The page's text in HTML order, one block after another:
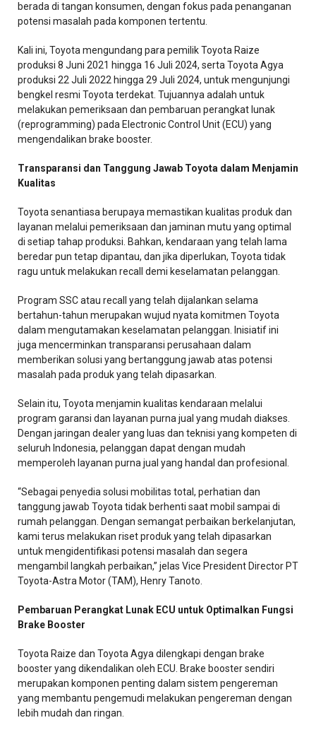
berada di tangan konsumen, dengan fokus pada penanganan
potensi masalah pada komponen tertentu.
Kali ini, Toyota mengundang para pemilik Toyota Raize
produksi 8 Juni 2021 hingga 16 Juli 2024, serta Toyota Agya
produksi 22 Juli 2022 hingga 29 Juli 2024, untuk mengunjungi
bengkel resmi Toyota terdekat. Tujuannya adalah untuk
melakukan pemeriksaan dan pembaruan perangkat lunak
(reprogramming) pada Electronic Control Unit (ECU) yang
mengendalikan brake booster.
Transparansi dan Tanggung Jawab Toyota dalam Menjamin
Kualitas
Toyota senantiasa berupaya memastikan kualitas produk dan
layanan melalui pemeriksaan dan jaminan mutu yang optimal
di setiap tahap produksi. Bahkan, kendaraan yang telah lama
beredar pun tetap dipantau, dan jika diperlukan, Toyota tidak
ragu untuk melakukan recall demi keselamatan pelanggan.
Program SSC atau recall yang telah dijalankan selama
bertahun-tahun merupakan wujud nyata komitmen Toyota
dalam mengutamakan keselamatan pelanggan. Inisiatif ini
juga mencerminkan transparansi perusahaan dalam
memberikan solusi yang bertanggung jawab atas potensi
masalah pada produk yang telah dipasarkan.
Selain itu, Toyota menjamin kualitas kendaraan melalui
program garansi dan layanan purna jual yang mudah diakses.
Dengan jaringan dealer yang luas dan teknisi yang kompeten di
seluruh Indonesia, pelanggan dapat dengan mudah
memperoleh layanan purna jual yang handal dan profesional.
“Sebagai penyedia solusi mobilitas total, perhatian dan
tanggung jawab Toyota tidak berhenti saat mobil sampai di
rumah pelanggan. Dengan semangat perbaikan berkelanjutan,
kami terus melakukan riset produk yang telah dipasarkan
untuk mengidentifikasi potensi masalah dan segera
mengambil langkah perbaikan,” jelas Vice President Director PT
Toyota-Astra Motor (TAM), Henry Tanoto.
Pembaruan Perangkat Lunak ECU untuk Optimalkan Fungsi
Brake Booster
Toyota Raize dan Toyota Agya dilengkapi dengan brake
booster yang dikendalikan oleh ECU. Brake booster sendiri
merupakan komponen penting dalam sistem pengereman
yang membantu pengemudi melakukan pengereman dengan
lebih mudah dan ringan.